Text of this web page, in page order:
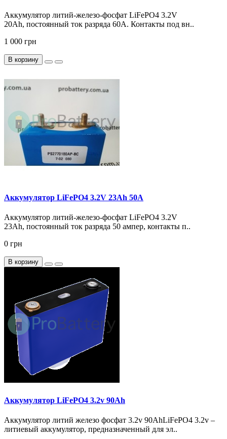
Аккумулятор литий-железо-фосфат LiFePO4 3.2V
20Ah, постоянный ток разряда 60А. Контакты под вн..
1 000 грн
В корзину
Аккумулятор LiFePO4 3.2V 23Ah 50А
Аккумулятор литий-железо-фосфат LiFePO4 3.2V
23Ah, постоянный ток разряда 50 ампер, контакты п..
0 грн
В корзину
Аккумулятор LiFePO4 3.2v 90Ah
Аккумулятор литий железо фосфат 3.2v 90AhLiFePO4 3.2v –
литиевый аккумулятор, предназначенный для эл..